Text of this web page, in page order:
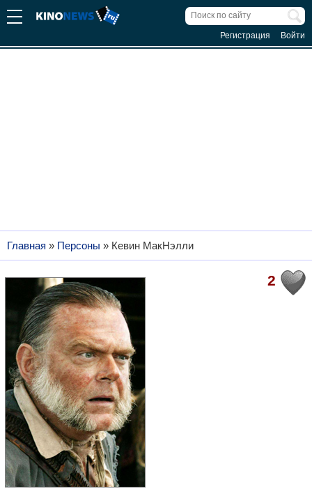
Регистрация Войти
Главная » Персоны » Кевин МакНэлли
2